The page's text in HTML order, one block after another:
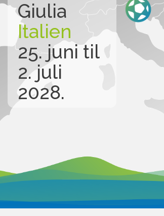
Giulia
Italien
25. juni til
2. juli
2028.